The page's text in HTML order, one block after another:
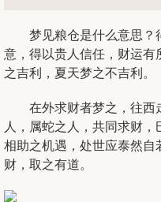
梦见粮仓是什么意思？
意，得以贵人信任，财运
之吉利，夏天梦之不吉利。
在外求财者梦之，往西
人，属蛇之人，共同求财，
相助之机遇，处世应泰然自
财，取之有道。